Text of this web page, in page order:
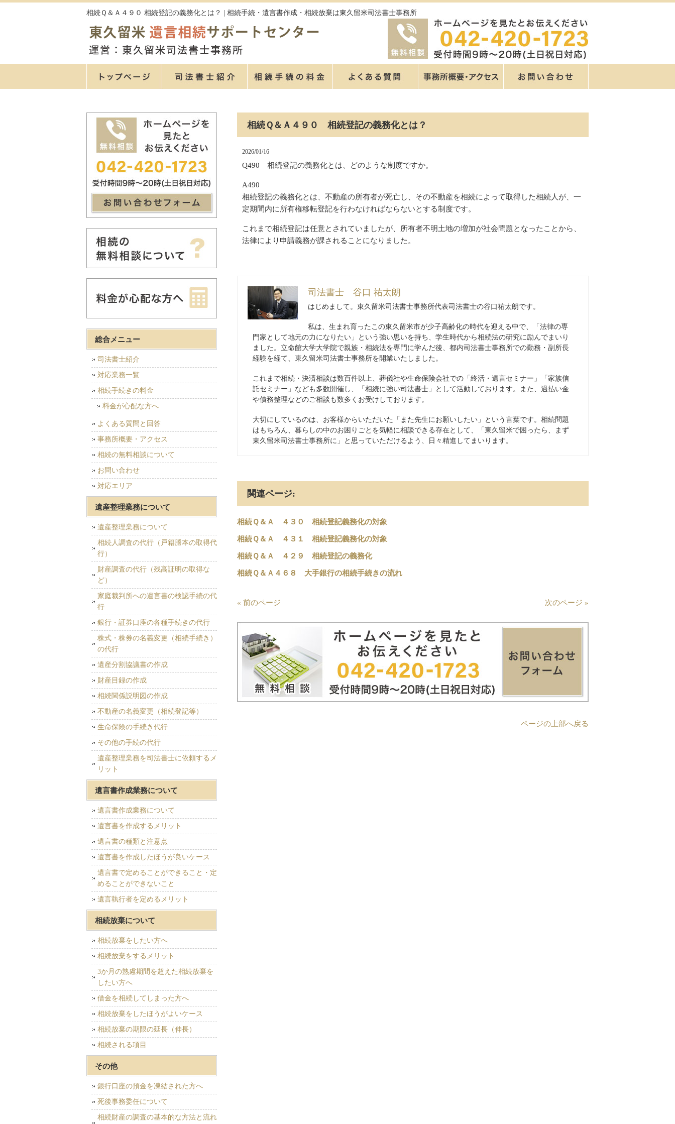
相続Ｑ＆Ａ４９０ 相続登記の義務化とは？ | 相続手続・遺言書作成・相続放棄は東久留米司法書士事務所
相続Ｑ＆Ａ４９０ 相続登記の義務化とは？
2026/01/16
Q490 相続登記の義務化とは、どのような制度ですか。
A490
相続登記の義務化とは、不動産の所有者が死亡し、その不動産を相続によって取得した相続人が、一
定期間内に所有権移転登記を行わなければならないとする制度です。
これまで相続登記は任意とされていましたが、所有者不明土地の増加が社会問題となったことから、
法律により申請義務が課されることになりました。
司法書士 谷口 祐太朗
はじめまして。東久留米司法書士事務所代表司法書士の谷口祐太朗です。
私は、生まれ育ったこの東久留米市が少子高齢化の時代を迎える中で、「法律の専
門家として地元の力になりたい」という強い思いを持ち、学生時代から相続法の研究に励んでまいり
ました。立命館大学大学院で親族・相続法を専門に学んだ後、都内司法書士事務所での勤務・副所長
経験を経て、東久留米司法書士事務所を開業いたしました。
これまで相続・決済相談は数百件以上、葬儀社や生命保険会社での「終活・遺言セミナー」「家族信
託セミナー」なども多数開催し、「相続に強い司法書士」として活動しております。また、過払い金
や債務整理などのご相談も数多くお受けしております。
大切にしているのは、お客様からいただいた「また先生にお願いしたい」という言葉です。相続問題
はもちろん、暮らしの中のお困りごとを気軽に相談できる存在として、「東久留米で困ったら、まず
東久留米司法書士事務所に」と思っていただけるよう、日々精進してまいります。
関連ページ:
相続Ｑ＆Ａ ４３０ 相続登記義務化の対象
相続Ｑ＆Ａ ４３１ 相続登記義務化の対象
相続Ｑ＆Ａ ４２９ 相続登記の義務化
相続Ｑ＆Ａ４６８ 大手銀行の相続手続きの流れ
« 前のページ 次のページ »
ページの上部へ戻る
総合メニュー
司法書士紹介
対応業務一覧
相続手続きの料金
料金が心配な方へ
よくある質問と回答
事務所概要・アクセス
相続の無料相談について
お問い合わせ
対応エリア
遺産整理業務について
遺産整理業務について
相続人調査の代行（戸籍謄本の取得代
行）
財産調査の代行（残高証明の取得な
ど）
家庭裁判所への遺言書の検認手続の代
行
銀行・証券口座の各種手続きの代行
株式・株券の名義変更（相続手続き）
の代行
遺産分割協議書の作成
財産目録の作成
相続関係説明図の作成
不動産の名義変更（相続登記等）
生命保険の手続き代行
その他の手続の代行
遺産整理業務を司法書士に依頼するメ
リット
遺言書作成業務について
遺言書作成業務について
遺言書を作成するメリット
遺言書の種類と注意点
遺言書を作成したほうが良いケース
遺言書で定めることができること・定
めることができないこと
遺言執行者を定めるメリット
相続放棄について
相続放棄をしたい方へ
相続放棄をするメリット
3か月の熟慮期間を超えた相続放棄を
したい方へ
借金を相続してしまった方へ
相続放棄をしたほうがよいケース
相続放棄の期限の延長（伸長）
相続される項目
その他
銀行口座の預金を凍結された方へ
死後事務委任について
相続財産の調査の基本的な方法と流れ